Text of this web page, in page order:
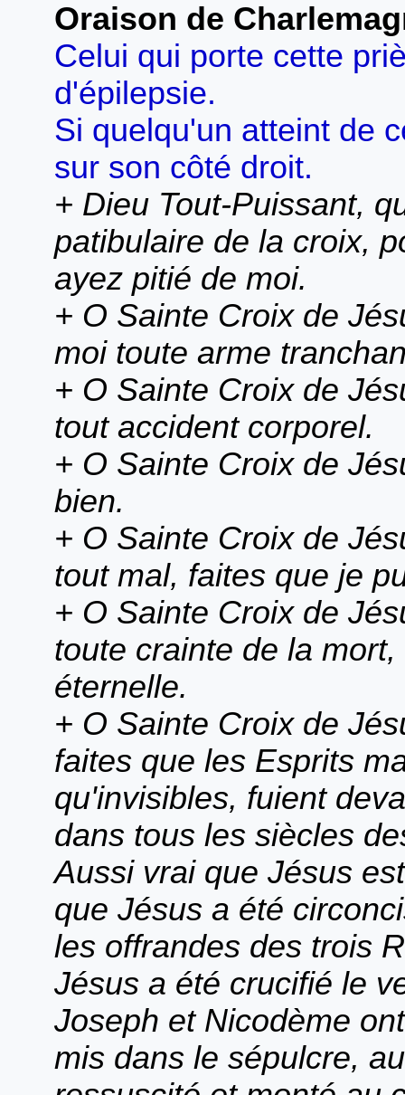
Oraison de
Celui qui porte cette
d'épilepsie.
Si quelqu'un atteint de
sur son côté droit.
+ Dieu Tout-Puissant,
patibulaire de la croix,
ayez pitié de moi.
+ O Sainte Croix de
moi toute arme
+ O Sainte Croix de
tout accident corporel.
+ O Sainte Croix de
bien.
+ O Sainte Croix de
tout mal, faites que je
+ O Sainte Croix de
toute crainte de la
éternelle.
+ O Sainte Croix de
faites que les Esprits
qu'invisibles, fuient
dans tous les siècles
Aussi vrai que Jésus
que Jésus a été
les offrandes des trois
Jésus a été crucifié le
Joseph et Nicodème
mis dans le sépulcre,